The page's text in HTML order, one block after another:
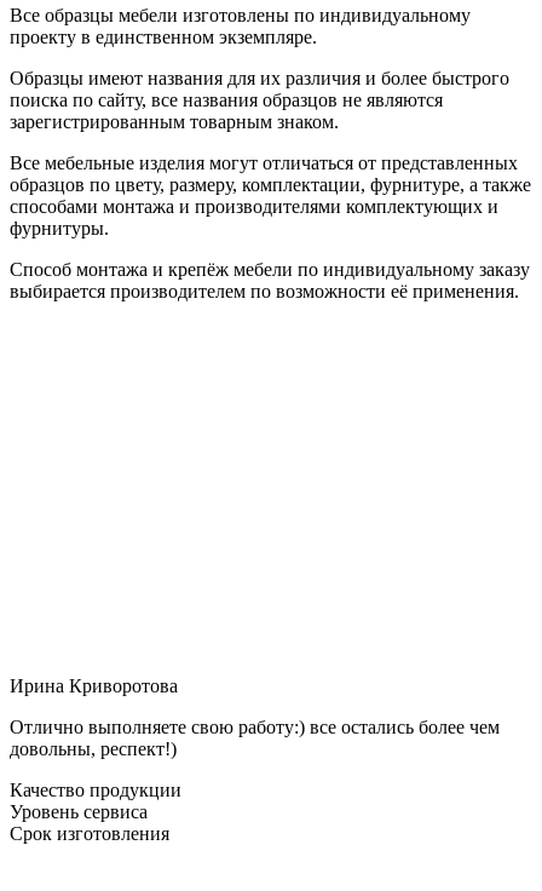
Все образцы мебели изготовлены по индивидуальному
проекту в единственном экземпляре.
Образцы имеют названия для их различия и более быстрого
поиска по сайту, все названия образцов не являются
зарегистрированным товарным знаком.
Все мебельные изделия могут отличаться от представленных
образцов по цвету, размеру, комплектации, фурнитуре, а также
способами монтажа и производителями комплектующих и
фурнитуры.
Способ монтажа и крепёж мебели по индивидуальному заказу
выбирается производителем по возможности её применения.
Ирина Криворотова
Отлично выполняете свою работу:) все остались более чем
довольны, респект!)
Качество продукции
Уровень сервиса
Срок изготовления